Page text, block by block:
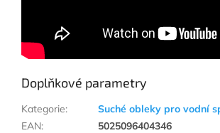
Doplňkové parametry
Kategorie:
Suché obleky pro vodní
EAN:
5025096404346